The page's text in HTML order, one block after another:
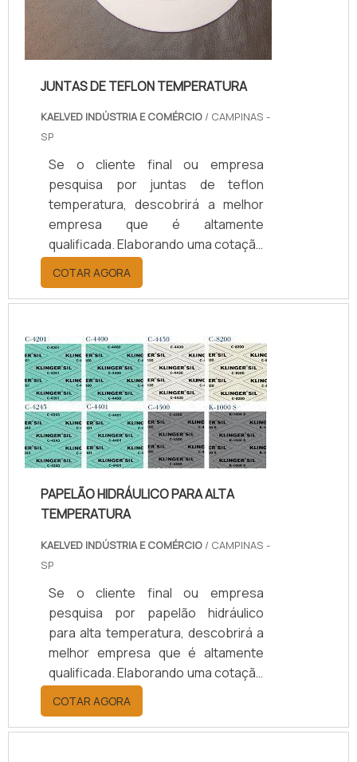
JUNTAS DE TEFLON TEMPERATURA
KAELVED INDÚSTRIA E COMÉRCIO / CAMPINAS -
SP
Se o cliente final ou empresa
pesquisa por juntas de teflon
temperatura, descobrirá a melhor
empresa que é altamente
qualificada. Elaborando uma cotação
por meio da plataforma e
descobrindo a melhor referência do
mercado.Sim, aqui é o lugar certo!
temperatura, com os colaboradores
da kaelved obterá excelente custo-
benefício com assessoria técnica
especializada.UM POUCO MAIS
SOBRE JUNTAS DE TEFLON
TEMPERA...
COTAR AGORA
PAPELÃO HIDRÁULICO PARA ALTA
TEMPERATURA
KAELVED INDÚSTRIA E COMÉRCIO / CAMPINAS -
SP
Se o cliente final ou empresa
pesquisa por papelão hidráulico
para alta temperatura, descobrirá a
melhor empresa que é altamente
qualificada. Elaborando uma cotação
por meio da plataforma e
descobrindo a melhor referência do
mercado.MAIS INFORMAÇÕES
COTAR AGORA